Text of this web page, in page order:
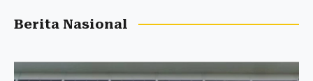
Berita Nasional